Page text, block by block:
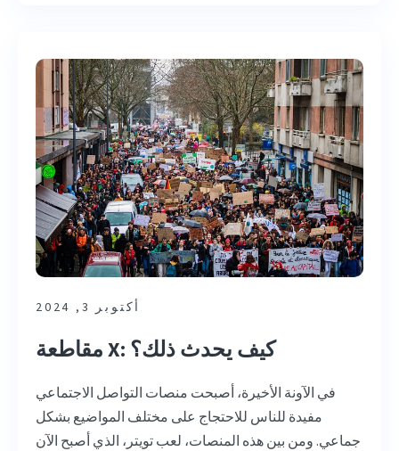
أكتوبر 3, 2024
مقاطعة X: كيف يحدث ذلك؟
في الآونة الأخيرة، أصبحت منصات التواصل الاجتماعي
مفيدة للناس للاحتجاج على مختلف المواضيع بشكل
جماعي. ومن بين هذه المنصات، لعب تويتر، الذي أصبح الآن